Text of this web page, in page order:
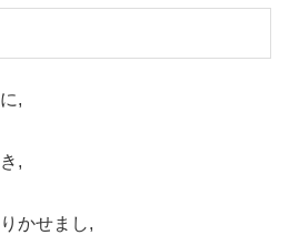
,
,
かせまし,